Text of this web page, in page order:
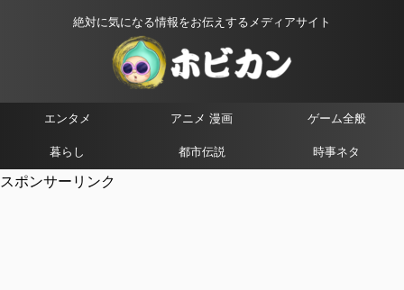
絶対に気になる情報をお伝えするメディアサイト
エンタメ アニメ 漫画 ゲーム全般
暮らし 都市伝説 時事ネタ
スポンサーリンク